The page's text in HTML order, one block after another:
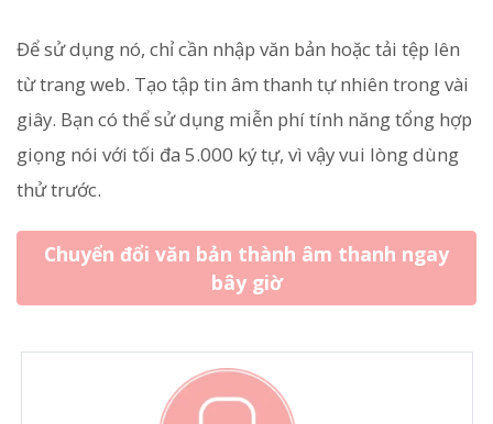
Để sử dụng nó, chỉ cần nhập văn bản hoặc tải tệp lên
từ trang web. Tạo tập tin âm thanh tự nhiên trong vài
giây. Bạn có thể sử dụng miễn phí tính năng tổng hợp
giọng nói với tối đa 5.000 ký tự, vì vậy vui lòng dùng
thử trước.
Chuyển đổi văn bản thành âm thanh ngay
bây giờ